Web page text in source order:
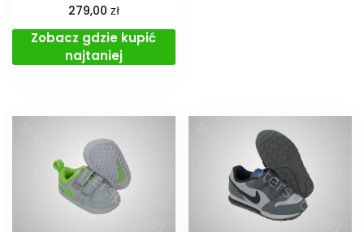
279,00 zł
Zobacz gdzie kupić
najtaniej